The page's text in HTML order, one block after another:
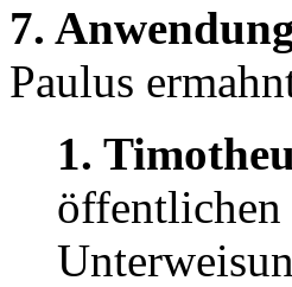
7.
Paulus
1.
öffentlichen